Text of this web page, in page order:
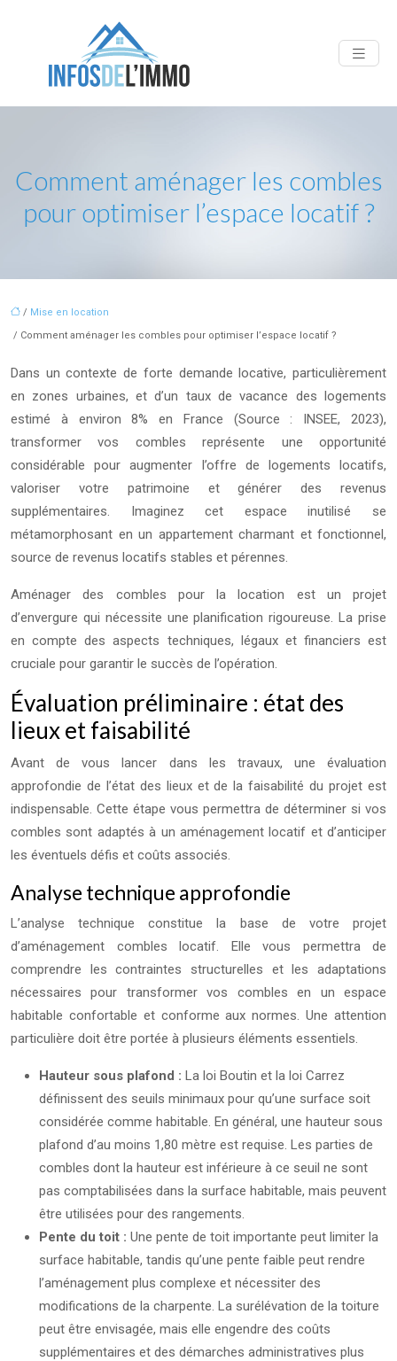
Comment aménager les combles
pour optimiser l’espace locatif ?
/ Mise en location
/ Comment aménager les combles pour optimiser l’espace locatif ?
Dans un contexte de forte demande locative, particulièrement
en zones urbaines, et d’un taux de vacance des logements
estimé à environ 8% en France (Source : INSEE, 2023),
transformer vos combles représente une opportunité
considérable pour augmenter l’offre de logements locatifs,
valoriser votre patrimoine et générer des revenus
supplémentaires. Imaginez cet espace inutilisé se
métamorphosant en un appartement charmant et fonctionnel,
source de revenus locatifs stables et pérennes.
Aménager des combles pour la location est un projet
d’envergure qui nécessite une planification rigoureuse. La prise
en compte des aspects techniques, légaux et financiers est
cruciale pour garantir le succès de l’opération.
Évaluation préliminaire : état des
lieux et faisabilité
Avant de vous lancer dans les travaux, une évaluation
approfondie de l’état des lieux et de la faisabilité du projet est
indispensable. Cette étape vous permettra de déterminer si vos
combles sont adaptés à un aménagement locatif et d’anticiper
les éventuels défis et coûts associés.
Analyse technique approfondie
L’analyse technique constitue la base de votre projet
d’aménagement combles locatif. Elle vous permettra de
comprendre les contraintes structurelles et les adaptations
nécessaires pour transformer vos combles en un espace
habitable confortable et conforme aux normes. Une attention
particulière doit être portée à plusieurs éléments essentiels.
Hauteur sous plafond : La loi Boutin et la loi Carrez
définissent des seuils minimaux pour qu’une surface soit
considérée comme habitable. En général, une hauteur sous
plafond d’au moins 1,80 mètre est requise. Les parties de
combles dont la hauteur est inférieure à ce seuil ne sont
pas comptabilisées dans la surface habitable, mais peuvent
être utilisées pour des rangements.
Pente du toit : Une pente de toit importante peut limiter la
surface habitable, tandis qu’une pente faible peut rendre
l’aménagement plus complexe et nécessiter des
modifications de la charpente. La surélévation de la toiture
peut être envisagée, mais elle engendre des coûts
supplémentaires et des démarches administratives plus